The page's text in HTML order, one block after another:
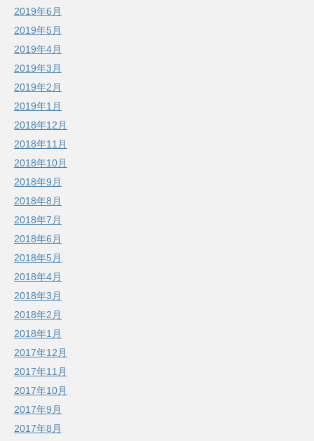
2019年6月
2019年5月
2019年4月
2019年3月
2019年2月
2019年1月
2018年12月
2018年11月
2018年10月
2018年9月
2018年8月
2018年7月
2018年6月
2018年5月
2018年4月
2018年3月
2018年2月
2018年1月
2017年12月
2017年11月
2017年10月
2017年9月
2017年8月